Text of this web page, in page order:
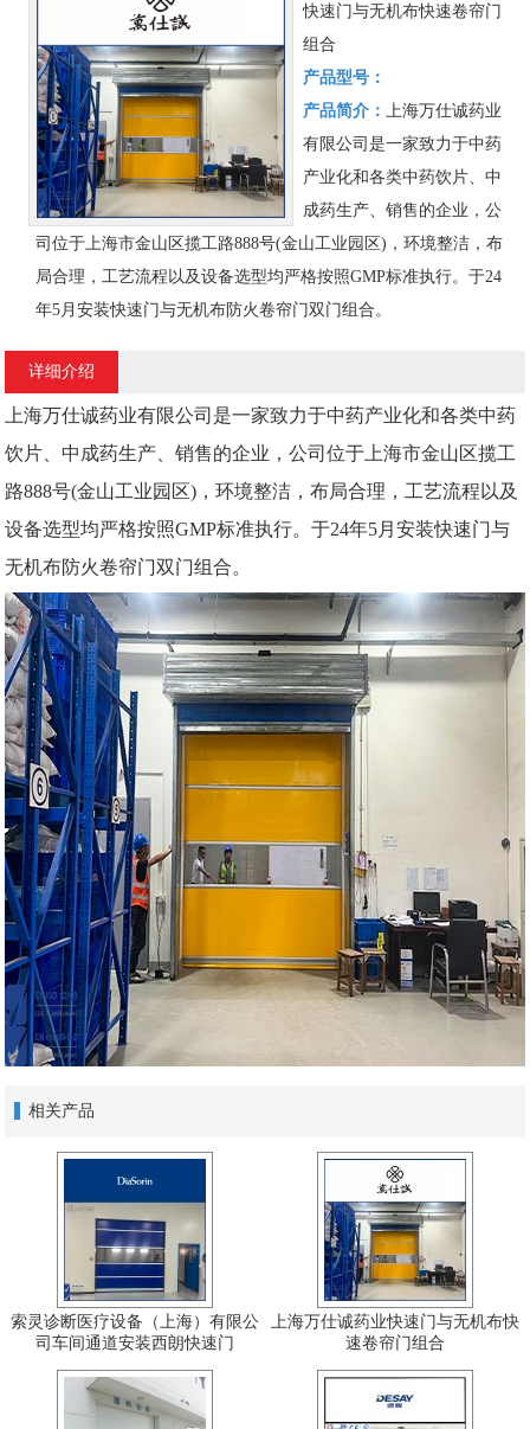
快速门与无机布快速卷帘门
组合
产品型号：
产品简介：
上海万仕诚药业
有限公司是一家致力于中药
产业化和各类中药饮片、中
成药生产、销售的企业，公
司位于上海市金山区揽工路888号(金山工业园区)，环境整洁，布
局合理，工艺流程以及设备选型均严格按照GMP标准执行。于24
年5月安装快速门与无机布防火卷帘门双门组合。
详细介绍
上海万仕诚药业有限公司是一家致力于中药产业化和各类中药
饮片、中成药生产、销售的企业，公司位于上海市金山区揽工
路888号(金山工业园区)，环境整洁，布局合理，工艺流程以及
设备选型均严格按照GMP标准执行。于24年5月安装快速门与
无机布防火卷帘门双门组合。
相关产品
索灵诊断医疗设备（上海）有限公
司车间通道安装西朗快速门
上海万仕诚药业快速门与无机布快
速卷帘门组合